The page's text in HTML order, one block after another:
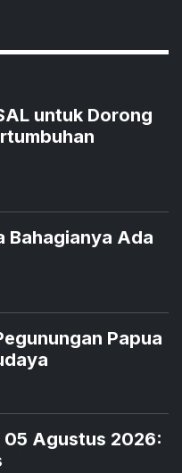
untuk Dorong
Bahagianya Ada
Papua
05 Agustus 2026: